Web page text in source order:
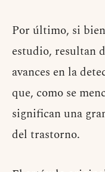
Por último, si
estudio, resultan
avances en la
que, como se
significan una
del trastorno.